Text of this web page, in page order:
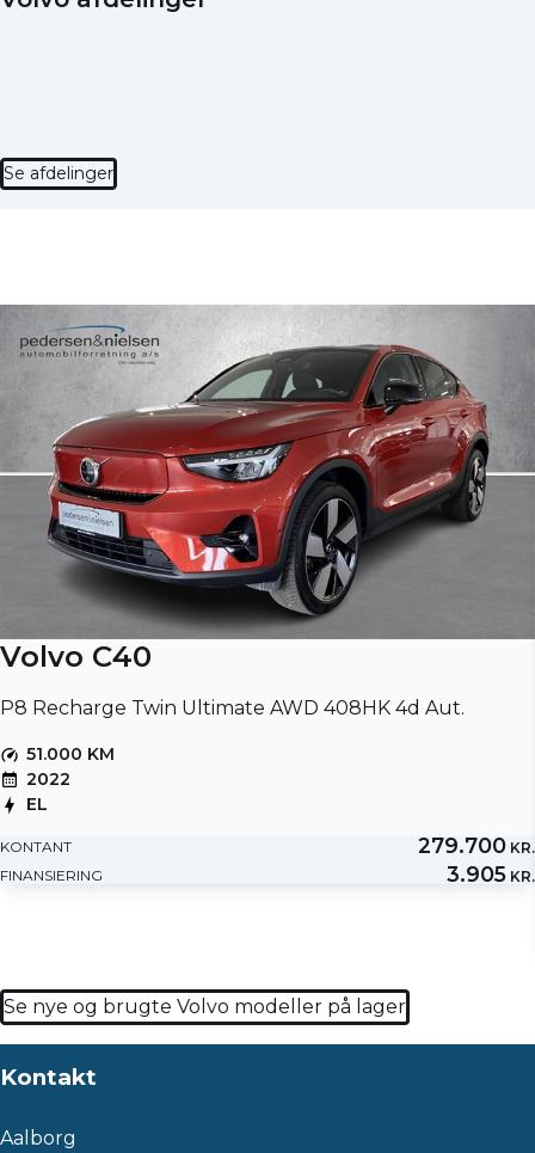
Se afdelinger
Volvo C40
P8 Recharge Twin Ultimate AWD 408HK 4d Aut.
51.000 KM
2022
EL
KONTANT 279.700 KR.
FINANSIERING
3.905 KR.
Se nye og brugte Volvo modeller på lager
Kontakt
Aalborg